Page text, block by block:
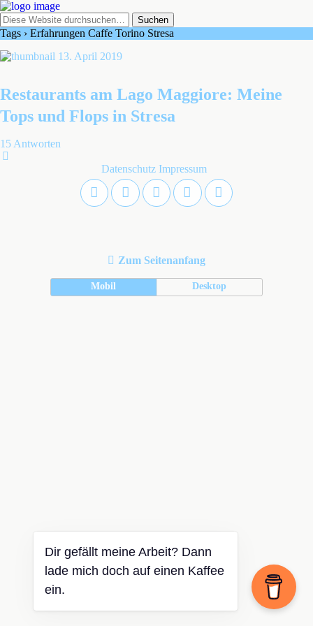
Tags › Erfahrungen Caffe Torino Stresa
13. April 2019
Restaurants am Lago Maggiore: Meine
Tops und Flops in Stresa
15 Antworten
Datenschutz Impressum
Zum Seitenanfang
Mobil Desktop
Dir gefällt meine Arbeit? Dann
lade mich doch auf einen Kaffee
ein.